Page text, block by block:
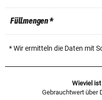
Füllmengen *
* Wir ermitteln die Daten mit
Wieviel
Gebrauchtwert über